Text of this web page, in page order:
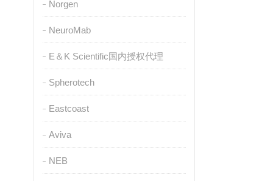
Norgen
NeuroMab
E＆K Scientific国内授权代理
Spherotech
Eastcoast
Aviva
NEB